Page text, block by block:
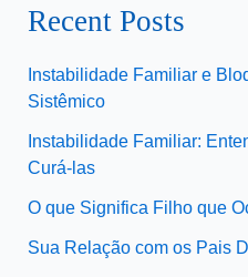
Recent Posts
Instabilidade Familiar e
Sistêmico
Instabilidade Familiar:
Curá-las
O que Significa Filho que
Sua Relação com os Pais